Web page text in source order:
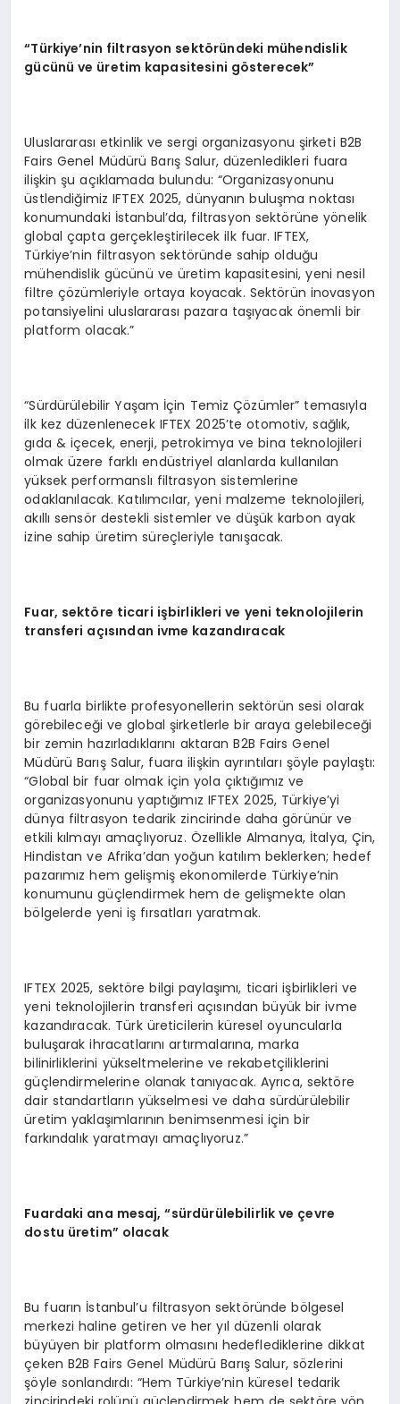
“Türkiye’nin filtrasyon sektöründeki mühendislik
gücünü ve üretim kapasitesini gösterecek”
Uluslararası etkinlik ve sergi organizasyonu şirketi B2B
Fairs Genel Müdürü Barış Salur, düzenledikleri fuara
ilişkin şu açıklamada bulundu: “Organizasyonunu
üstlendiğimiz IFTEX 2025, dünyanın buluşma noktası
konumundaki İstanbul’da, filtrasyon sektörüne yönelik
global çapta gerçekleştirilecek ilk fuar. IFTEX,
Türkiye’nin filtrasyon sektöründe sahip olduğu
mühendislik gücünü ve üretim kapasitesini, yeni nesil
filtre çözümleriyle ortaya koyacak. Sektörün inovasyon
potansiyelini uluslararası pazara taşıyacak önemli bir
platform olacak.”
“Sürdürülebilir Yaşam İçin Temiz Çözümler” temasıyla
ilk kez düzenlenecek IFTEX 2025’te otomotiv, sağlık,
gıda & içecek, enerji, petrokimya ve bina teknolojileri
olmak üzere farklı endüstriyel alanlarda kullanılan
yüksek performanslı filtrasyon sistemlerine
odaklanılacak. Katılımcılar, yeni malzeme teknolojileri,
akıllı sensör destekli sistemler ve düşük karbon ayak
izine sahip üretim süreçleriyle tanışacak.
Fuar, sektöre ticari işbirlikleri ve yeni teknolojilerin
transferi açısından ivme kazandıracak
Bu fuarla birlikte profesyonellerin sektörün sesi olarak
görebileceği ve global şirketlerle bir araya gelebileceği
bir zemin hazırladıklarını aktaran B2B Fairs Genel
Müdürü Barış Salur, fuara ilişkin ayrıntıları şöyle paylaştı:
“Global bir fuar olmak için yola çıktığımız ve
organizasyonunu yaptığımız IFTEX 2025, Türkiye’yi
dünya filtrasyon tedarik zincirinde daha görünür ve
etkili kılmayı amaçlıyoruz. Özellikle Almanya, İtalya, Çin,
Hindistan ve Afrika’dan yoğun katılım beklerken; hedef
pazarımız hem gelişmiş ekonomilerde Türkiye’nin
konumunu güçlendirmek hem de gelişmekte olan
bölgelerde yeni iş fırsatları yaratmak.
IFTEX 2025, sektöre bilgi paylaşımı, ticari işbirlikleri ve
yeni teknolojilerin transferi açısından büyük bir ivme
kazandıracak. Türk üreticilerin küresel oyuncularla
buluşarak ihracatlarını artırmalarına, marka
bilinirliklerini yükseltmelerine ve rekabetçiliklerini
güçlendirmelerine olanak tanıyacak. Ayrıca, sektöre
dair standartların yükselmesi ve daha sürdürülebilir
üretim yaklaşımlarının benimsenmesi için bir
farkındalık yaratmayı amaçlıyoruz.”
Fuardaki ana mesaj, “sürdürülebilirlik ve çevre
dostu üretim” olacak
Bu fuarın İstanbul’u filtrasyon sektöründe bölgesel
merkezi haline getiren ve her yıl düzenli olarak
büyüyen bir platform olmasını hedeflediklerine dikkat
çeken B2B Fairs Genel Müdürü Barış Salur, sözlerini
şöyle sonlandırdı: “Hem Türkiye’nin küresel tedarik